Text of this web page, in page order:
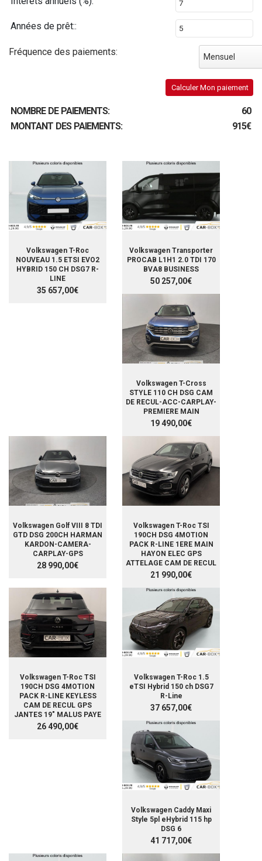
Années de prêt::
Fréquence des paiements: Mensuel
Calculer Mon paiement
NOMBRE DE PAIEMENTS:
60
MONTANT DES PAIEMENTS:
915€
Volkswagen T-Roc
NOUVEAU 1.5 ETSI EVO2
HYBRID 150 CH DSG7 R-
LINE
35 657,00€
Volkswagen Transporter
PROCAB L1H1 2.0 TDI 170
BVA8 BUSINESS
50 257,00€
Volkswagen T-Cross
STYLE 110 CH DSG CAM
DE RECUL-ACC-CARPLAY-
PREMIERE MAIN
19 490,00€
Volkswagen Golf VIII 8 TDI
GTD DSG 200CH HARMAN
KARDON-CAMERA-
CARPLAY-GPS
28 990,00€
Volkswagen T-Roc TSI
190CH DSG 4MOTION
PACK R-LINE 1ERE MAIN
HAYON ELEC GPS
ATTELAGE CAM DE RECUL
21 990,00€
Volkswagen T-Roc TSI
190CH DSG 4MOTION
PACK R-LINE KEYLESS
CAM DE RECUL GPS
JANTES 19" MALUS PAYE
26 490,00€
Volkswagen T-Roc 1.5
eTSI Hybrid 150 ch DSG7
R-Line
37 657,00€
Volkswagen Caddy Maxi
Style 5pl eHybrid 115 hp
DSG 6
41 717,00€